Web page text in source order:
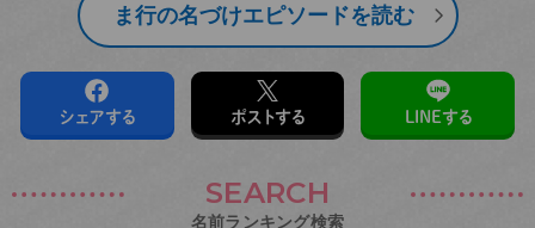
ま行の名づけエピソードを読む
シェアする ポストする LINEする
SEARCH
名前ランキング検索